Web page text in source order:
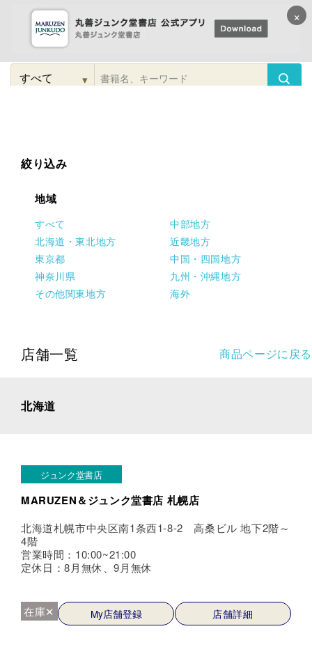
コンテンツに
進む
検
▾
絞り込み
地域
すべて
北海道・東北地方
東京都
神奈川県
その他関東地方
中部地方
近畿地方
中国・四国地方
九州・沖縄地方
海外
店舗一覧 商品ページに戻る
北海道
ジュンク堂書店
MARUZEN＆ジュンク堂書店 札幌店
北海道札幌市中央区南1条西1-8-2 高桑ビル 地下2階～
4階
営業時間：10:00~21:00
定休日：8月無休、9月無休
在庫✕ My店舗登録 店舗詳細
×